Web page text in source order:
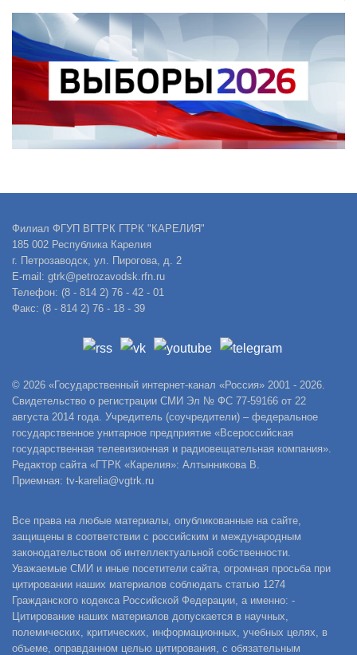
Филиал ФГУП ВГТРК ГТРК "КАРЕЛИЯ"
185 002 Республика Карелия
г. Петрозаводск, ул. Пирогова, д. 2
E-mail: gtrk@petrozavodsk.rfn.ru
Телефон: (8 - 814 2) 76 - 42 - 01
Факс: (8 - 814 2) 76 - 18 - 39
© 2026 «Государственный интернет-канал «Россия» 2001 - 2026.
Свидетельство о регистрации СМИ Эл № ФС 77-59166 от 22
августа 2014 года. Учредитель (соучредители) – федеральное
государственное унитарное предприятие «Всероссийская
государственная телевизионная и радиовещательная компания».
Редактор сайта «ГТРК «Карелия»: Алтынникова В.
Приемная: tv-karelia@vgtrk.ru
Все права на любые материалы, опубликованные на сайте,
защищены в соответствии с российским и международным
законодательством об интеллектуальной собственности.
Уважаемые СМИ и иные посетители сайта, огромная просьба при
цитировании наших материалов соблюдать статью 1274
Гражданского кодекса Российской Федерации, а именно: -
Цитирование наших материалов допускается в научных,
полемических, критических, информационных, учебных целях, в
объеме, оправданном целью цитирования, с обязательным